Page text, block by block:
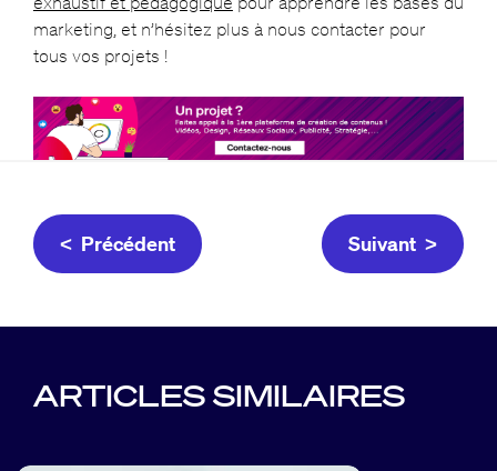
marketing, et n’hésitez plus à nous contacter pour
tous vos projets !
< Précédent Suivant >
ARTICLES SIMILAIRES